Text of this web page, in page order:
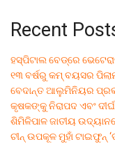
Recent
ହସ୍ପିଟାଲ ବେଡ୍‌ରେ
୧୩ ବର୍ଷରୁ କମ୍ ବୟସର
ବେଦାନ୍ତ ଆଲୁମିନିୟର
କୃଷକଙ୍କୁ ନିରାପଦ ଏବଂ
ଶିମିଳିପାଳ ଜାତୀୟ
ଚୀନ୍ ଉପକୂଳ ମୁହାଁ ଟାଇଫୁନ୍